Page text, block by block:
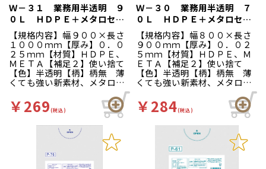
Ｗ－３１ 業務用半透明 ９
０Ｌ ＨＤＰＥ＋メタロセ
ン １０枚入
【規格内容】幅９００×長さ
１０００ｍｍ【厚み】０．０
２５ｍｍ【材質】ＨＤＰＥ、
ＭＥＴＡ【補足２】使い捨て
【色】半透明【柄】柄無 薄
くても強い新素材、メタロセ
ン配合の強度バツグンシリー
ズ。
￥269(税込)
Ｗ－３０ 業務用半透明 ７
０Ｌ ＨＤＰＥ＋メタロセ
ン １０枚入
【規格内容】幅８００×長さ
９００ｍｍ【厚み】０．０２
５ｍｍ【材質】ＨＤＰＥ、Ｍ
ＥＴＡ【補足２】使い捨て
【色】半透明【柄】柄無 薄
くても強い新素材、メタロセ
ン配合の強度バツグンシリー
ズ。
￥284(税込)